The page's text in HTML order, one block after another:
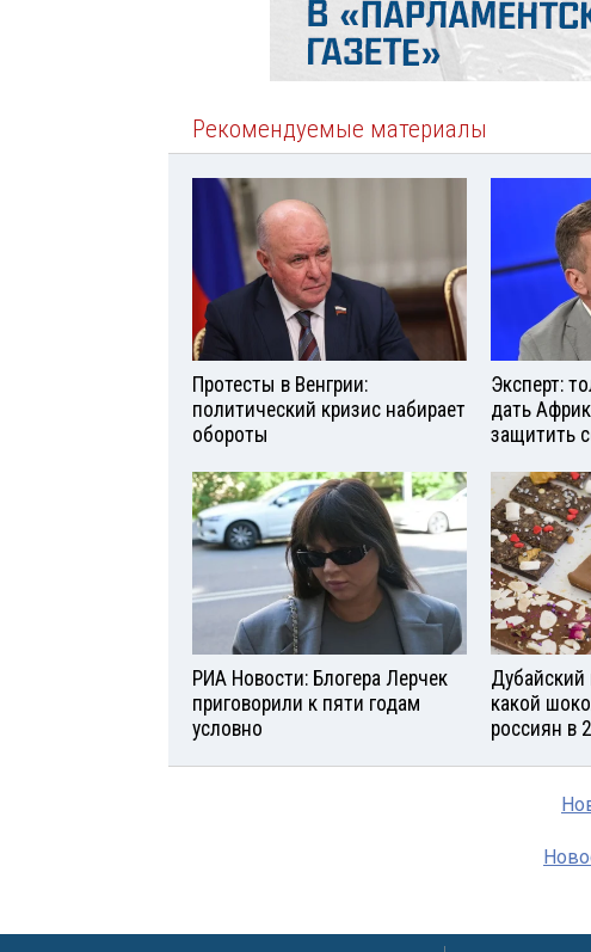
Рекомендуемые материалы
Протесты в Венгрии:
политический кризис набирает
обороты
Эксперт:
дать
защитить
РИА Новости: Блогера Лерчек
приговорили к пяти годам
условно
какой
россиян в